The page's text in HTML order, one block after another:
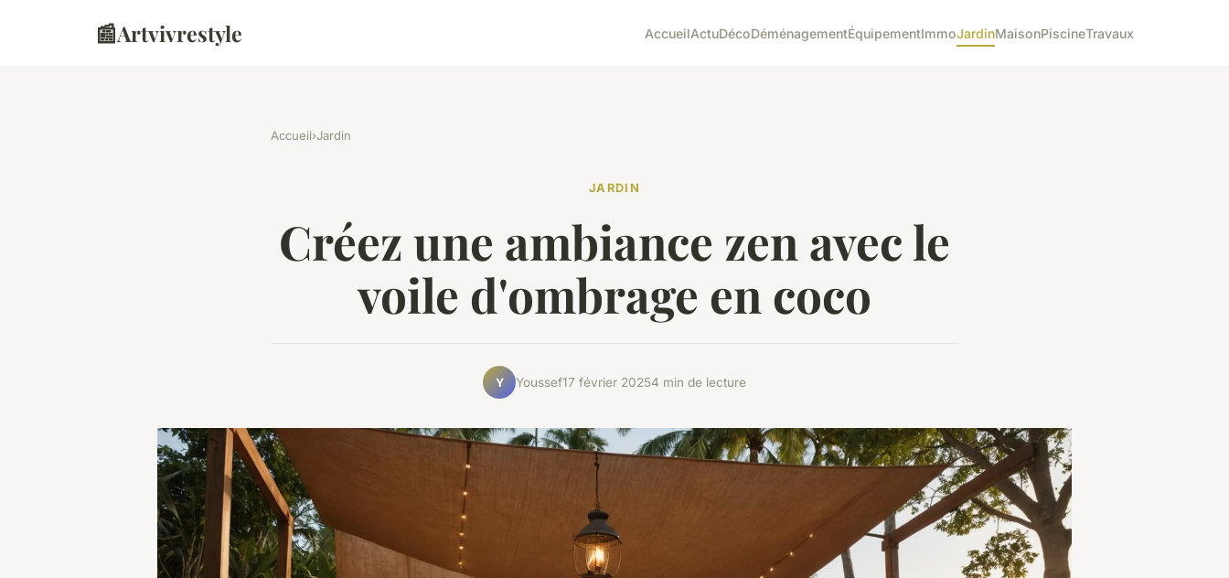
📰Artvivrestyle AccueilActuDécoDéménagementÉquipementImmoJardinMaisonPiscineTravaux
Accueil›Jardin
JARDIN
Créez une ambiance zen avec le
voile d'ombrage en coco
Y Youssef17 février 20254 min de lecture